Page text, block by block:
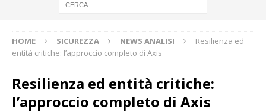
HOME SICUREZZA NEWS ANALISI
Resilienza ed
entità critiche: l’approccio completo di Axis
Resilienza ed entità critiche:
l’approccio completo di Axis